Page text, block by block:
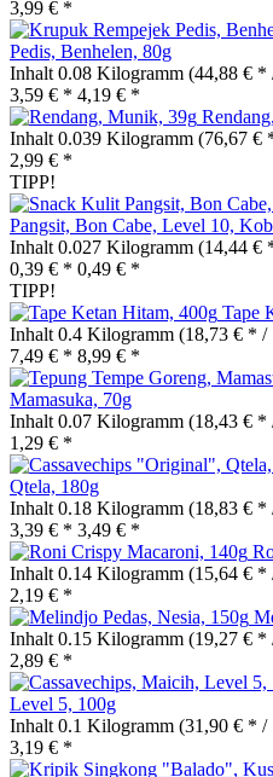
3,99 € *
Pedis, Benhelen, 80g
Inhalt 0.08 Kilogramm (44,88 € *
3,59 € * 4,19 € *
Inhalt 0.039 Kilogramm (76,67 €
2,99 € *
TIPP!
Pangsit, Bon Cabe, Level 10,
Inhalt 0.027 Kilogramm (14,44 €
0,39 € * 0,49 € *
TIPP!
Tape
Inhalt 0.4 Kilogramm (18,73 € * /
7,49 € * 8,99 € *
Mamasuka, 70g
Inhalt 0.07 Kilogramm (18,43 € *
1,29 € *
Qtela, 180g
Inhalt 0.18 Kilogramm (18,83 € *
3,39 € * 3,49 € *
Inhalt 0.14 Kilogramm (15,64 € *
2,19 € *
Inhalt 0.15 Kilogramm (19,27 € *
2,89 € *
Level 5, 100g
Inhalt 0.1 Kilogramm (31,90 € * /
3,19 € *